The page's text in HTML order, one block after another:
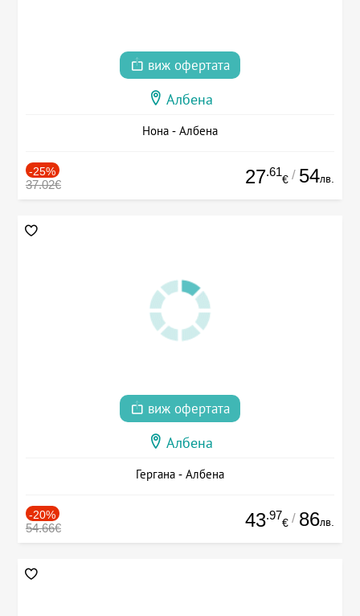
виж офертата
Албена
Нона - Албена
-25%
37.02€ 27.61
€ / 54лв.
виж офертата
Албена
Гергана - Албена
-20%
54.66€ 43.97
€ / 86лв.